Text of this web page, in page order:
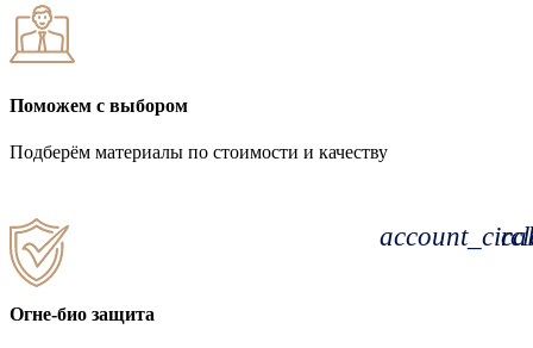
Поможем с выбором
Подберём материалы по стоимости и качеству
Огне-био защита